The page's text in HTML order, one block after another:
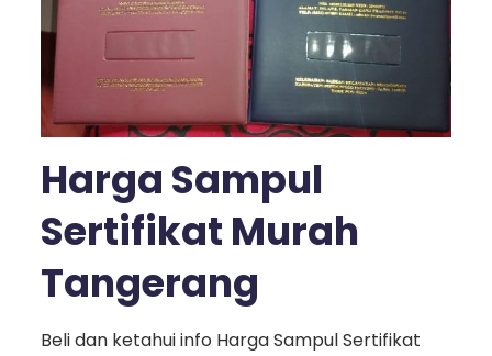
Harga Sampul
Sertifikat Murah
Tangerang
Beli dan ketahui info Harga Sampul Sertifikat